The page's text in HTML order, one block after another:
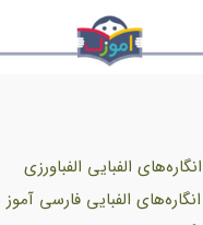
الفبایی الفباورزی
الفبایی فارسی